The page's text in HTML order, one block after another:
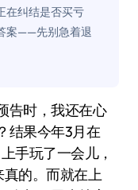
在纠结是否买亏
案——先别急着退
结果今年3月在
手玩了一会儿，
的。而就在上